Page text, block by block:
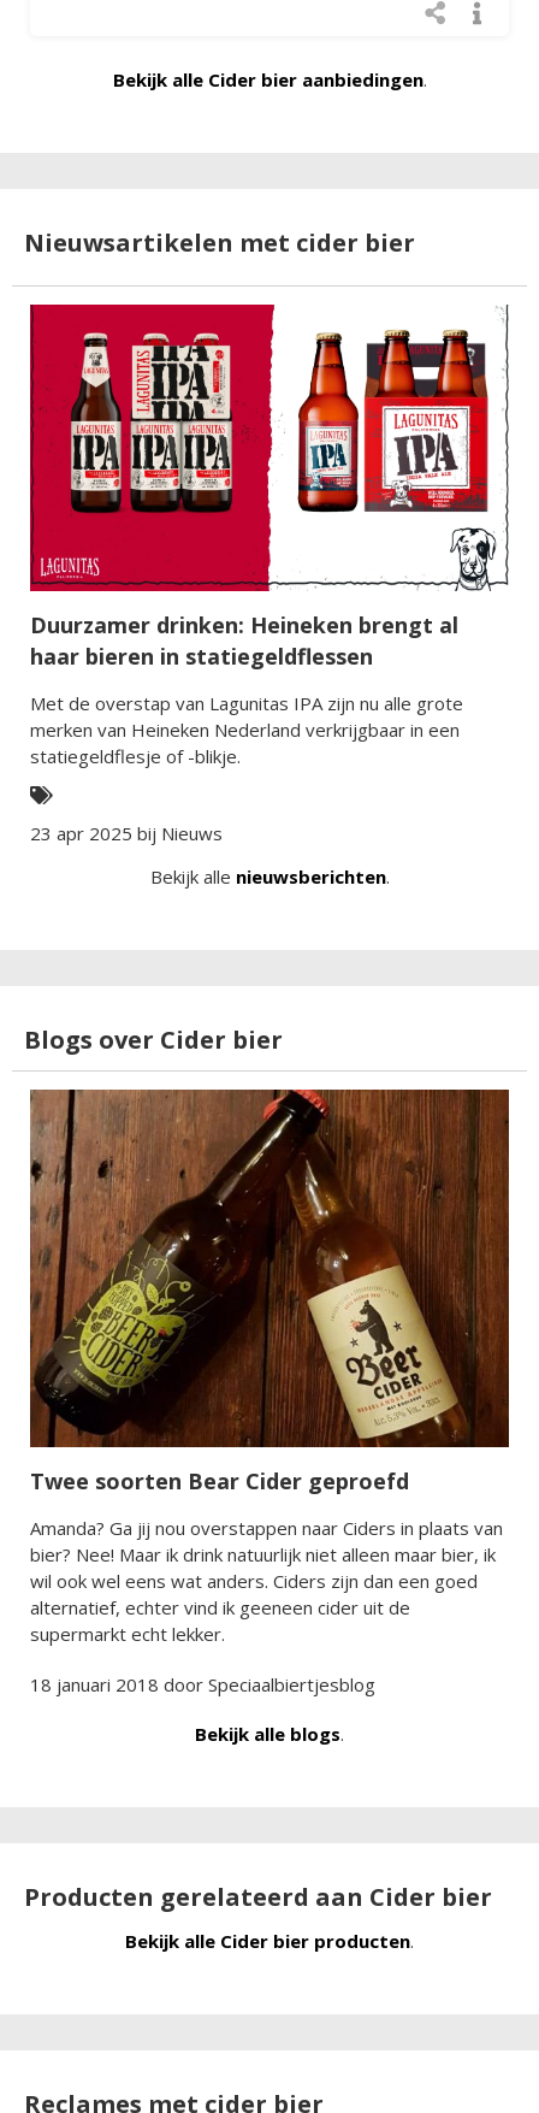
Bekijk alle Cider bier aanbiedingen.
Nieuwsartikelen met cider bier
Duurzamer drinken: Heineken brengt al
haar bieren in statiegeldflessen
Met de overstap van Lagunitas IPA zijn nu alle grote
merken van Heineken Nederland verkrijgbaar in een
statiegeldflesje of -blikje.
23 apr 2025 bij Nieuws
Bekijk alle nieuwsberichten.
Blogs over Cider bier
Twee soorten Bear Cider geproefd
Amanda? Ga jij nou overstappen naar Ciders in plaats van
bier? Nee! Maar ik drink natuurlijk niet alleen maar bier, ik
wil ook wel eens wat anders. Ciders zijn dan een goed
alternatief, echter vind ik geeneen cider uit de
supermarkt echt lekker.
18 januari 2018 door Speciaalbiertjesblog
Bekijk alle blogs.
Producten gerelateerd aan Cider bier
Bekijk alle Cider bier producten.
Reclames met cider bier